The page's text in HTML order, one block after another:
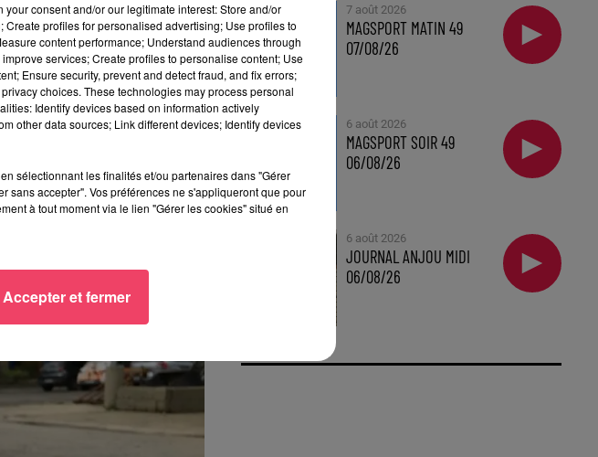
grâce à une réserve d'eau
réserve d'eau. Ça fait une
semaine avec des quantités
7 août 2026
MAGSPORT MATIN 49
07/08/26
6 août 2026
MAGSPORT SOIR 49
06/08/26
6 août 2026
JOURNAL ANJOU MIDI
06/08/26
consent and/or our legitimate interest: Store and/or
profiles for personalised advertising; Use profiles to
content performance; Understand audiences through
services; Create profiles to personalise content; Use
Ensure security, prevent and detect fraud, and fix errors;
choices. These technologies may process personal
Identify devices based on information actively
other data sources; Link different devices; Identify devices
sélectionnant les finalités et/ou partenaires dans "Gérer
sans accepter". Vos préférences ne s'appliqueront que pour
à tout moment via le lien "Gérer les cookies" situé en
Accepter et fermer